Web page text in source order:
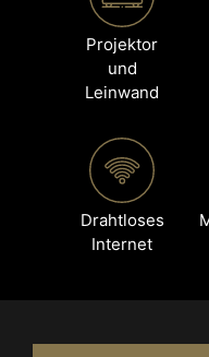
Projektor
und
Leinwand
Drahtloses
Internet